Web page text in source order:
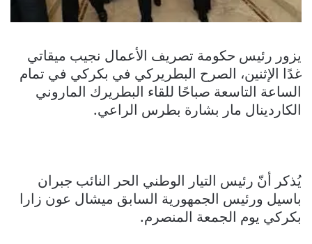
يزور رئيس حكومة تصريف الأعمال نجيب ميقاتي
غدًا الإثنين، الصرح البطريركي في بكركي في تمام
الساعة التاسعة صباحًا للقاء البطريرك الماروني
الكاردينال مار بشارة بطرس الراعي.
يُذكر أنّ رئيس التيار الوطني الحر النائب جبران
باسيل ورئيس الجمهورية السابق ميشال عون زارا
بكركي يوم الجمعة المنصرم.